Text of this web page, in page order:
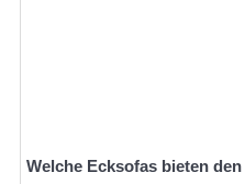
Welche Ecksofas bieten